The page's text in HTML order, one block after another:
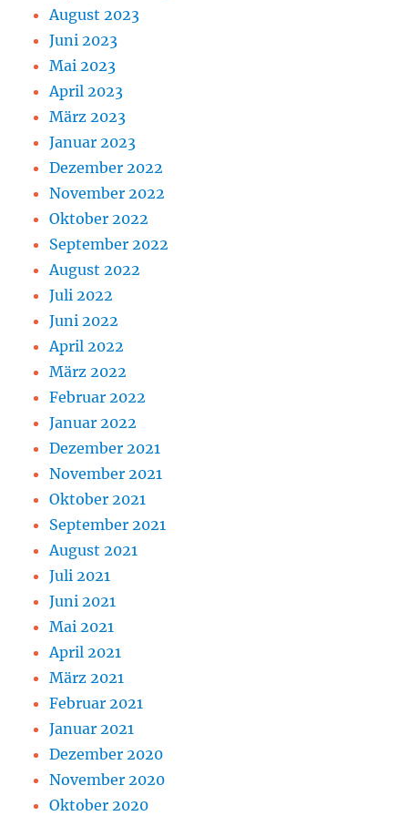
August 2023
Juni 2023
Mai 2023
April 2023
März 2023
Januar 2023
Dezember 2022
November 2022
Oktober 2022
September 2022
August 2022
Juli 2022
Juni 2022
April 2022
März 2022
Februar 2022
Januar 2022
Dezember 2021
November 2021
Oktober 2021
September 2021
August 2021
Juli 2021
Juni 2021
Mai 2021
April 2021
März 2021
Februar 2021
Januar 2021
Dezember 2020
November 2020
Oktober 2020